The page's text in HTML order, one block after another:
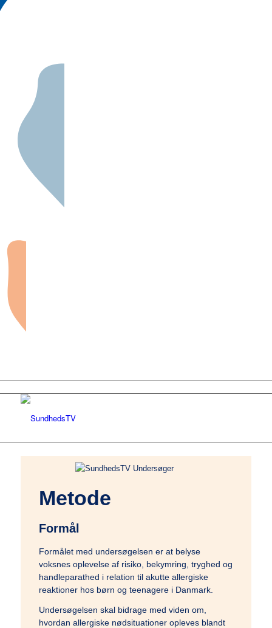
Temaer
Podcast: Ramt Af Livet
Metode
Formål
Formålet med undersøgelsen er at belyse
voksnes oplevelse af risiko, bekymring, tryghed og
handleparathed i relation til akutte allergiske
reaktioner hos børn og teenagere i Danmark.
Undersøgelsen skal bidrage med viden om,
hvordan allergiske nødsituationer opleves blandt